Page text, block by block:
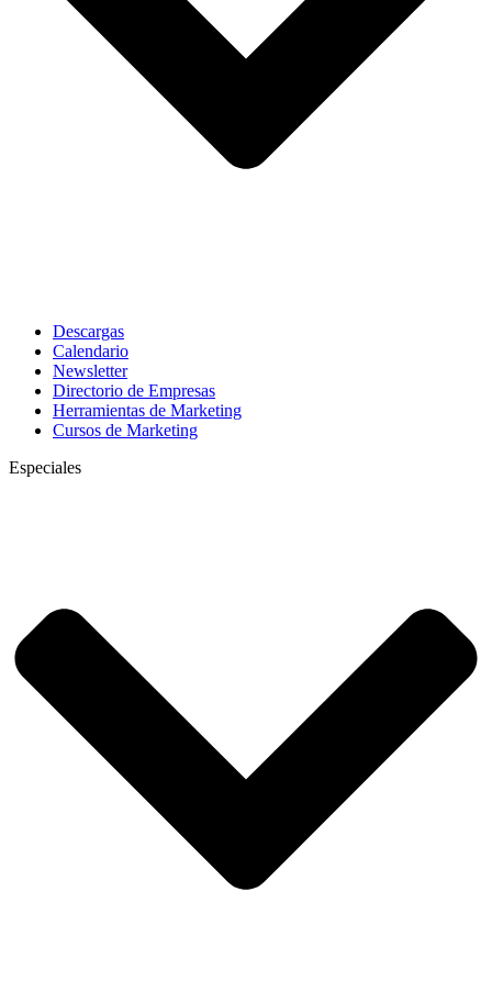
Descargas
Calendario
Newsletter
Directorio de Empresas
Herramientas de Marketing
Cursos de Marketing
Especiales